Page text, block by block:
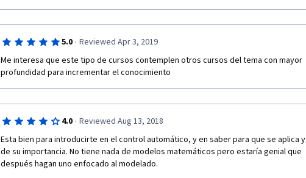
5.0 · Reviewed Apr 3, 2019
Me interesa que este tipo de cursos contemplen otros cursos del tema con mayor
profundidad para incrementar el conocimiento
4.0 · Reviewed Aug 13, 2018
Esta bien para introducirte en el control automático, y en saber para que se aplica y
de su importancia. No tiene nada de modelos matemáticos pero estaría genial que
después hagan uno enfocado al modelado.